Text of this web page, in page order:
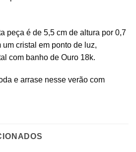
peça é de 5,5 cm de altura por 0,7
cristal em ponto de luz,
com banho de Ouro 18k.
e arrase nesse verão com